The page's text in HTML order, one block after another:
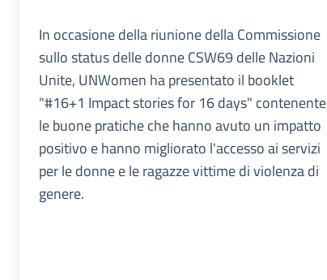
In occasione della riunione della Commissione
sullo status delle donne CSW69 delle Nazioni
Unite, UNWomen ha presentato il booklet
"#16+1 Impact stories for 16 days" contenente
le buone pratiche che hanno avuto un impatto
positivo e hanno migliorato l'accesso ai servizi
per le donne e le ragazze vittime di violenza di
genere.